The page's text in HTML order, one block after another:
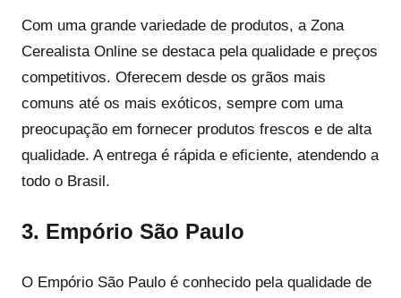
Com uma grande variedade de produtos, a Zona
Cerealista Online se destaca pela qualidade e preços
competitivos. Oferecem desde os grãos mais
comuns até os mais exóticos, sempre com uma
preocupação em fornecer produtos frescos e de alta
qualidade. A entrega é rápida e eficiente, atendendo a
todo o Brasil.
3. Empório São Paulo
O Empório São Paulo é conhecido pela qualidade de